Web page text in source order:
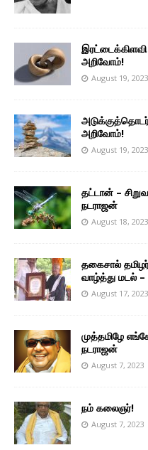
அறிவோம்!
August 19, 2023
அறிவோம்!
August 19, 2023
தட்டான் –
நடராஜன்
August 18, 2023
தகைசால்
வாழ்த்து மடல் –
August 17, 2023
முத்தமிழே
நடராஜன்
August 7, 2023
நம் கலைஞர்!
August 7, 2023